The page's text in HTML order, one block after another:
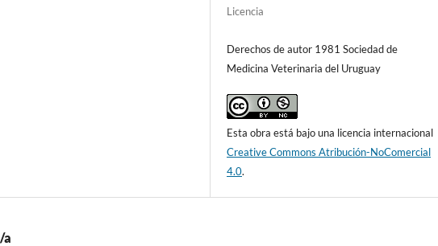
Licencia
Derechos de autor 1981 Sociedad de
Medicina Veterinaria del Uruguay
Esta obra está bajo una licencia internacional
Creative Commons Atribución-NoComercial
4.0.
a